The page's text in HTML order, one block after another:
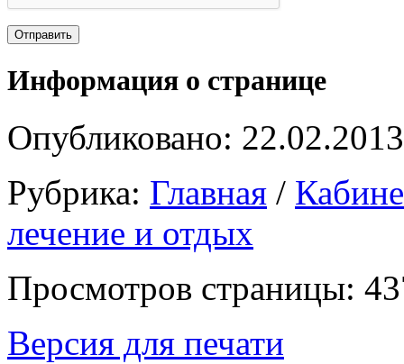
Информация о странице
Опубликовано: 22.02.2013
Рубрика: Главная /
лечение и отдых
Просмотров страницы:
Версия для печати